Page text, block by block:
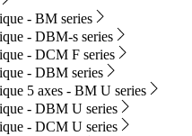
- BM series
- DBM-s series
- DCM F series
- DBM series
5 axes - BM U series
- DBM U series
- DCM U series